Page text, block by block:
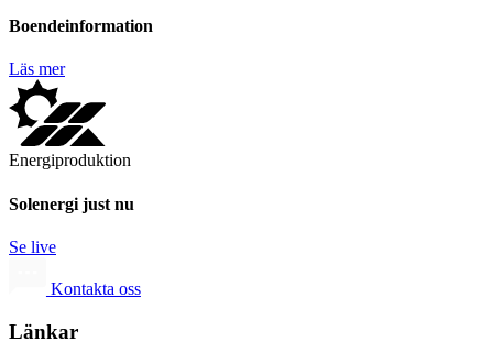
Boendeinformation
Läs mer
Energiproduktion
Solenergi just nu
Se live
Kontakta oss
Länkar